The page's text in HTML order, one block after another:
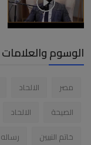
الوسوم والعلامات
مصر الالحاد
الصيحة
الالحاد
خاتم النبيين